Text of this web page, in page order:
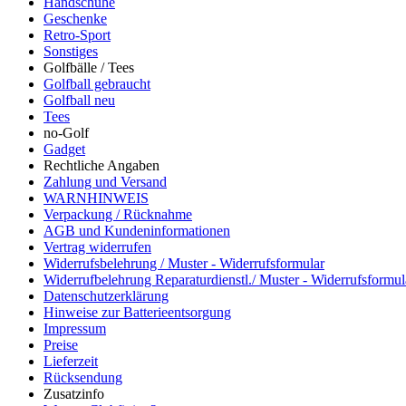
Geschenke
Retro-Sport
Sonstiges
Golfbälle / Tees
Golfball gebraucht
Golfball neu
Tees
no-Golf
Gadget
Rechtliche Angaben
Zahlung und Versand
WARNHINWEIS
Verpackung / Rücknahme
AGB und Kundeninformationen
Vertrag widerrufen
Widerrufsbelehrung / Muster - Widerrufsformular
Widerrufbelehrung Reparaturdienstl./ Muster -
Datenschutzerklärung
Hinweise zur Batterieentsorgung
Impressum
Preise
Lieferzeit
Rücksendung
Zusatzinfo